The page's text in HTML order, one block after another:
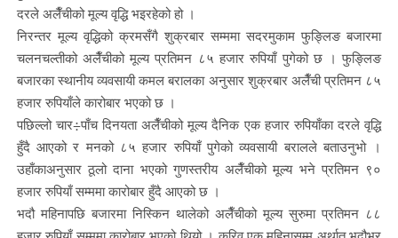
दरले अलैँचीको मूल्य वृद्धि भइरहेको हो ।
निरन्तर मूल्य वृद्धिको क्रमसँगै शुक्रबार सम्ममा सदरमुकाम फुङ्लिङ बजारमा
चलनचल्तीको अलैँचीको मूल्य प्रतिमन ८५ हजार रुपियाँ पुगेको छ । फुङ्लिङ
बजारका स्थानीय व्यवसायी कमल बरालका अनुसार शुक्रबार अलैँची प्रतिमन ८५
हजार रुपियाँले कारोबार भएको छ ।
पछिल्लो चार÷पाँच दिनयता अलैँचीको मूल्य दैनिक एक हजार रुपियाँका दरले वृद्धि
हुँदै आएको र मनको ८५ हजार रुपियाँ पुगेको व्यवसायी बरालले बताउनुभो ।
उहाँकाअनुसार ठूलो दाना भएको गुणस्तरीय अलैँचीको मूल्य भने प्रतिमन ९०
हजार रुपियाँ सम्ममा कारोबार हुँदै आएको छ ।
भदौ महिनापछि बजारमा निस्किन थालेको अलैँचीको मूल्य सुरुमा प्रतिमन ८८